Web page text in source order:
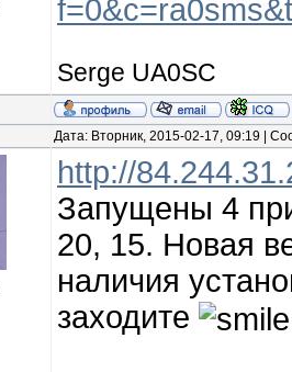
Serge UA0SC
Дата: Вторник, 2015-02-17, 09:19 |
http://
Запущены 4
20, 15. Новая
наличия
заходите